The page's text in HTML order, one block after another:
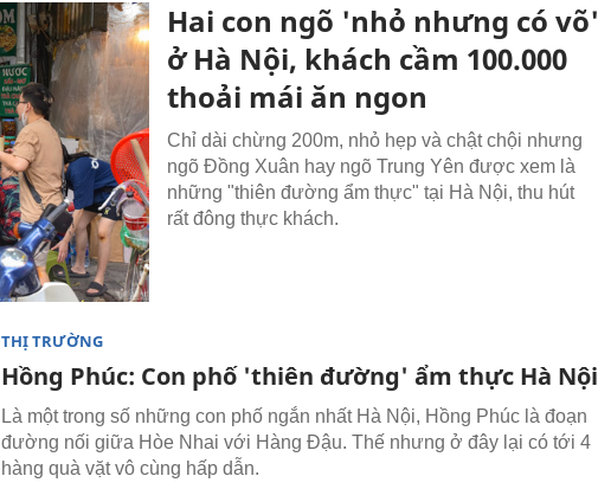
Hai con ngõ 'nhỏ nhưng có võ'
ở Hà Nội, khách cầm 100.000
thoải mái ăn ngon
Chỉ dài chừng 200m, nhỏ hẹp và chật chội nhưng
ngõ Đồng Xuân hay ngõ Trung Yên được xem là
những "thiên đường ẩm thực" tại Hà Nội, thu hút
rất đông thực khách.
THỊ TRƯỜNG
Hồng Phúc: Con phố 'thiên đường' ẩm thực Hà Nội
Là một trong số những con phố ngắn nhất Hà Nội, Hồng Phúc là đoạn
đường nối giữa Hòe Nhai với Hàng Đậu. Thế nhưng ở đây lại có tới 4
hàng quà vặt vô cùng hấp dẫn.